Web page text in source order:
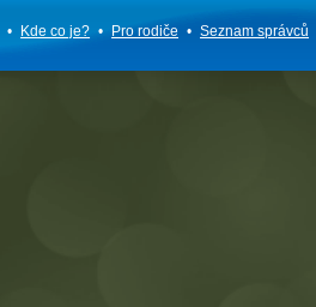
• Kde co je? • Pro rodiče • Seznam správců